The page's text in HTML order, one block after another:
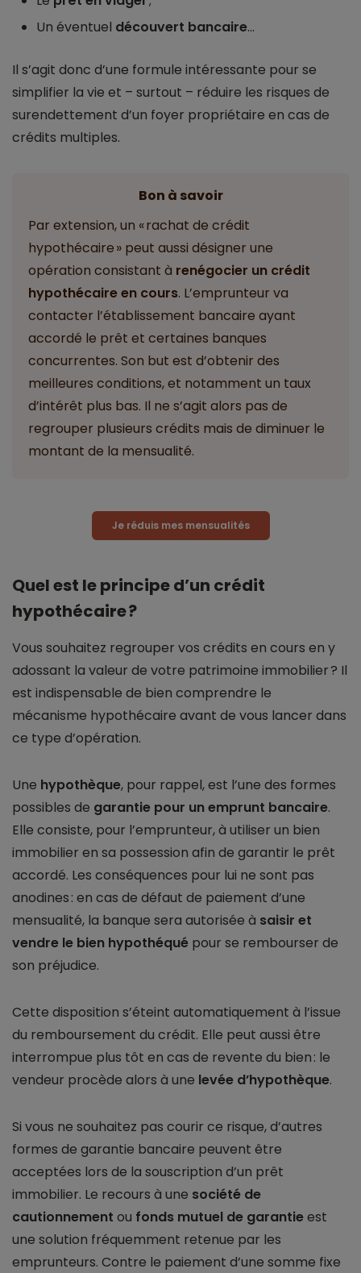
Un éventuel découvert bancaire...
Il s’agit donc d’une formule intéressante pour se
simplifier la vie et – surtout – réduire les risques de
surendettement d’un foyer propriétaire en cas de
crédits multiples.
Bon à savoir
Par extension, un « rachat de crédit
hypothécaire » peut aussi désigner une
opération consistant à renégocier un crédit
hypothécaire en cours. L’emprunteur va
contacter l’établissement bancaire ayant
accordé le prêt et certaines banques
concurrentes. Son but est d’obtenir des
meilleures conditions, et notamment un taux
d’intérêt plus bas. Il ne s’agit alors pas de
regrouper plusieurs crédits mais de diminuer le
montant de la mensualité.
Je réduis mes mensualités
Quel est le principe d’un crédit
hypothécaire ?
Vous souhaitez regrouper vos crédits en cours en y
adossant la valeur de votre patrimoine immobilier ? Il
est indispensable de bien comprendre le
mécanisme hypothécaire avant de vous lancer dans
ce type d’opération.
Une hypothèque, pour rappel, est l’une des formes
possibles de garantie pour un emprunt bancaire.
Elle consiste, pour l’emprunteur, à utiliser un bien
immobilier en sa possession afin de garantir le prêt
accordé. Les conséquences pour lui ne sont pas
anodines : en cas de défaut de paiement d’une
mensualité, la banque sera autorisée à saisir et
vendre le bien hypothéqué pour se rembourser de
son préjudice.
Cette disposition s’éteint automatiquement à l’issue
du remboursement du crédit. Elle peut aussi être
interrompue plus tôt en cas de revente du bien : le
vendeur procède alors à une levée d’hypothèque.
Si vous ne souhaitez pas courir ce risque, d’autres
formes de garantie bancaire peuvent être
acceptées lors de la souscription d’un prêt
immobilier. Le recours à une société de
cautionnement ou fonds mutuel de garantieest
une solution fréquemment retenue par les
emprunteurs. Contre le paiement d’une somme fixe